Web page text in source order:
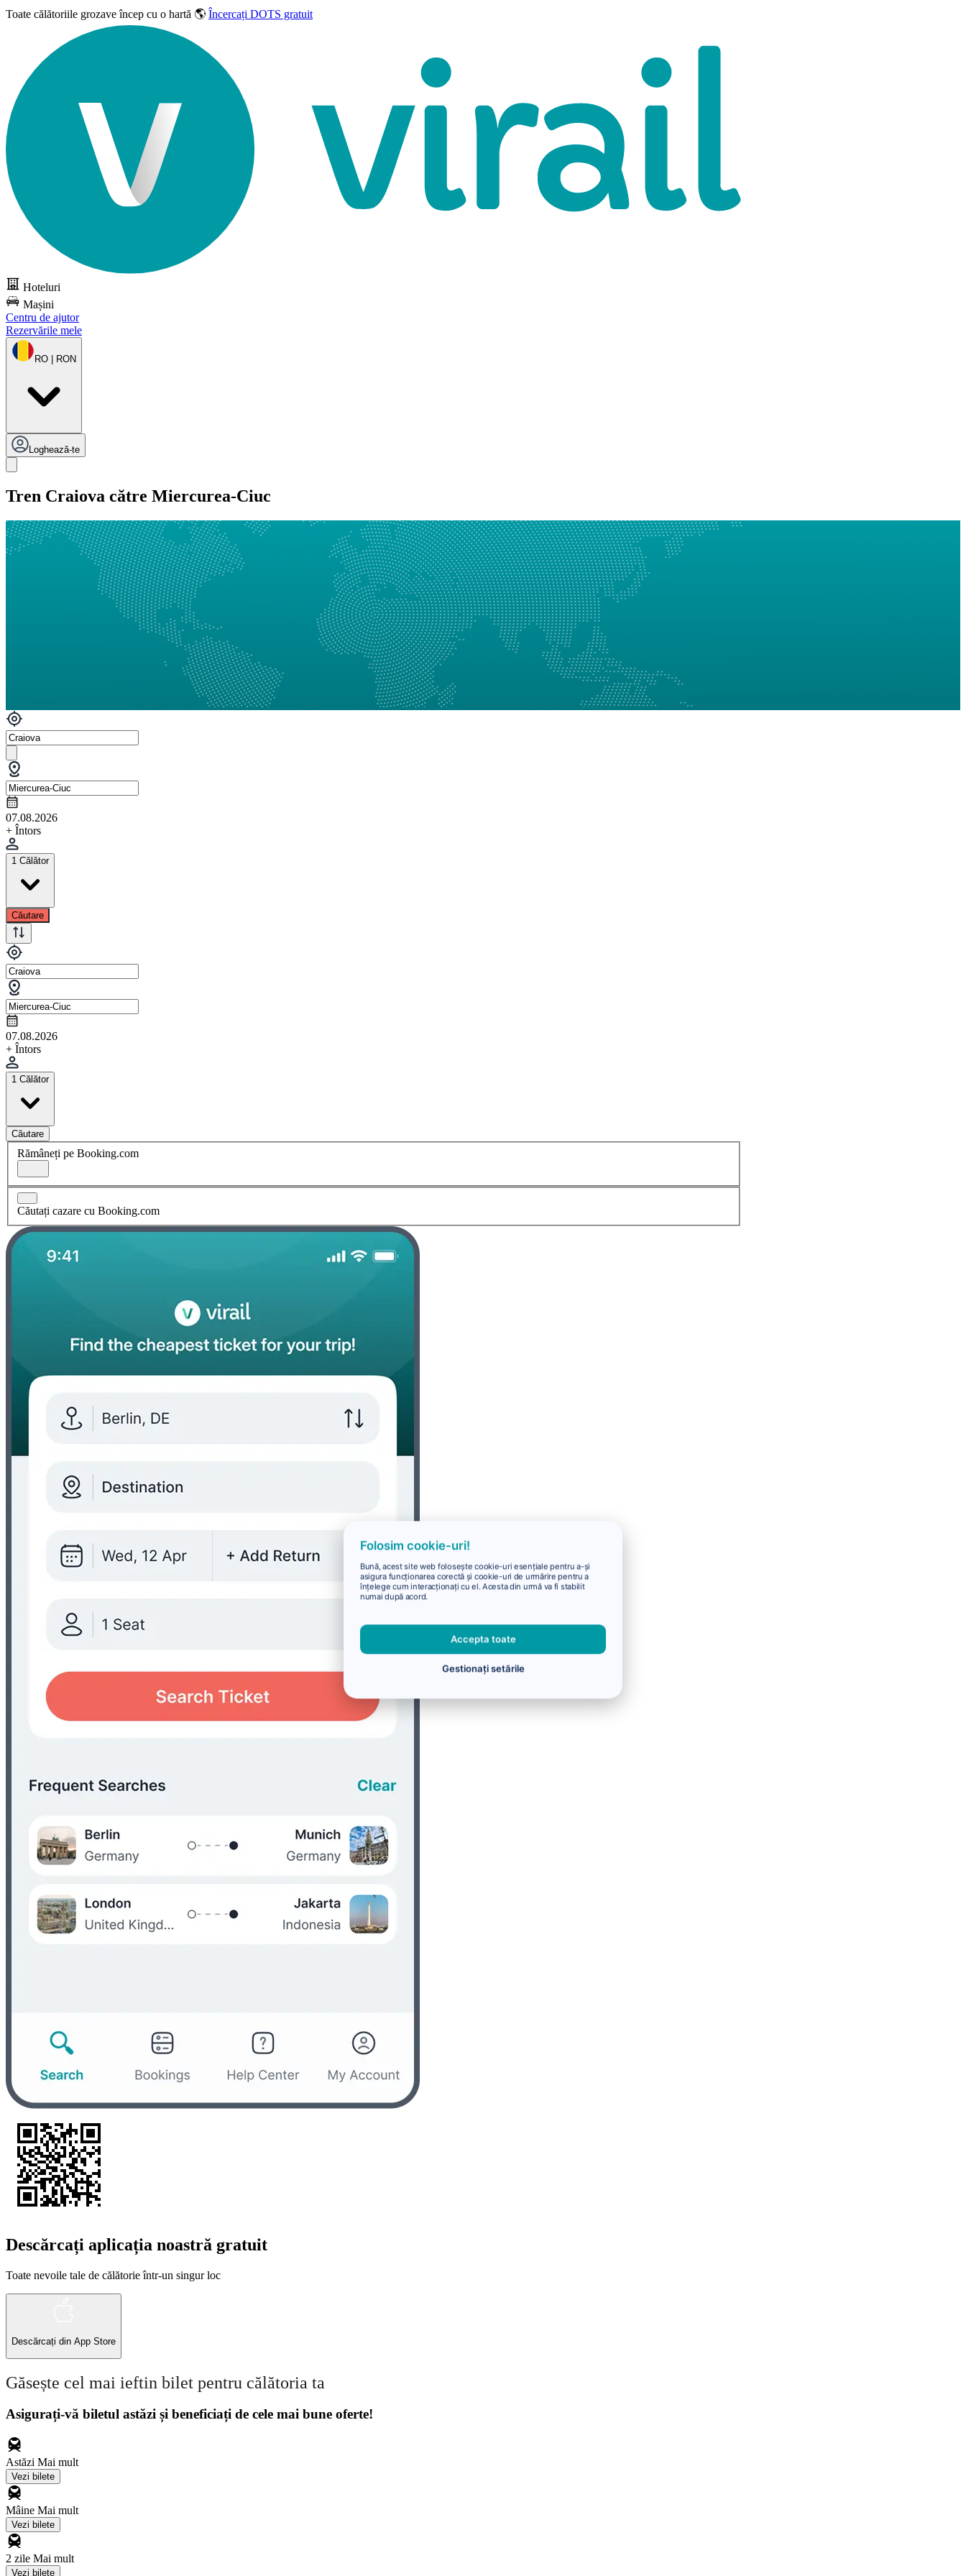
Toate călătoriile grozaveîncep cu o hartă 🌎 Încercați DOTS gratuit
Hoteluri
Mașini
Centru de ajutor
Rezervările mele
RO | RON
Loghează-te
Tren Craiova către Miercurea-Ciuc
07.08.2026
+ Întors
1 Călător
Căutare
07.08.2026
+ Întors
1 Călător
Căutare
Rămâneți pe Booking.com
Căutați cazare cu Booking.com
Descărcați aplicația noastră gratuit
Toate nevoile tale de călătorie într-un singur loc
Descărcați din App Store
Găsește cel mai ieftin bilet pentru călătoria ta
Asigurați-vă biletul astăzi și beneficiați de cele mai bune oferte!
Astăzi Mai mult
Vezi bilete
Mâine Mai mult
Vezi bilete
2 zile Mai mult
Vezi bilete
Folosim cookie-uri!
Bună, acest site web folosește cookie-uri esențiale pentru a-și
asigura funcționarea corectă și cookie-uri de urmărire pentru a
înțelege cum interacționați cu el. Acesta din urmă va fi stabilit
numai după acord.
Accepta toate
Gestionați setările